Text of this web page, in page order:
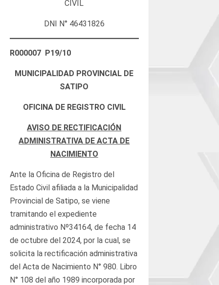
CIVIL
DNI N° 46431826
R000007 P19/10
MUNICIPALIDAD PROVINCIAL DE
SATIPO
OFICINA DE REGISTRO CIVIL
AVISO DE RECTIFICACIÓN
ADMINISTRATIVA DE ACTA DE
NACIMIENTO
Ante la Oficina de Registro del
Estado Civil afiliada a la Municipalidad
Provincial de Satipo, se viene
tramitando el expediente
administrativo Nº34164, de fecha 14
de octubre del 2024, por la cual, se
solicita la rectificación administrativa
del Acta de Nacimiento N° 980. Libro
N° 108 del año 1989 incorporada por